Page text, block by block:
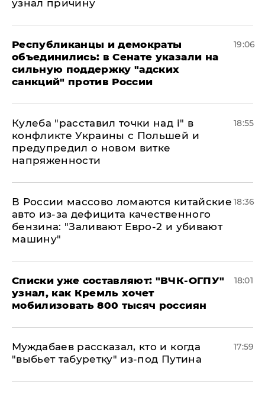
узнал причину
Республиканцы и демократы
объединились: в Сенате указали на
сильную поддержку "адских
санкций" против России
19:06
Кулеба "расставил точки над і" в
конфликте Украины с Польшей и
предупредил о новом витке
напряженности
18:55
В России массово ломаются китайские
авто из-за дефицита качественного
бензина: "Заливают Евро-2 и убивают
машину"
18:36
Списки уже составляют: "ВЧК-ОГПУ"
узнал, как Кремль хочет
мобилизовать 800 тысяч россиян
18:01
Муждабаев рассказал, кто и когда
"выбьет табуретку" из-под Путина
17:59